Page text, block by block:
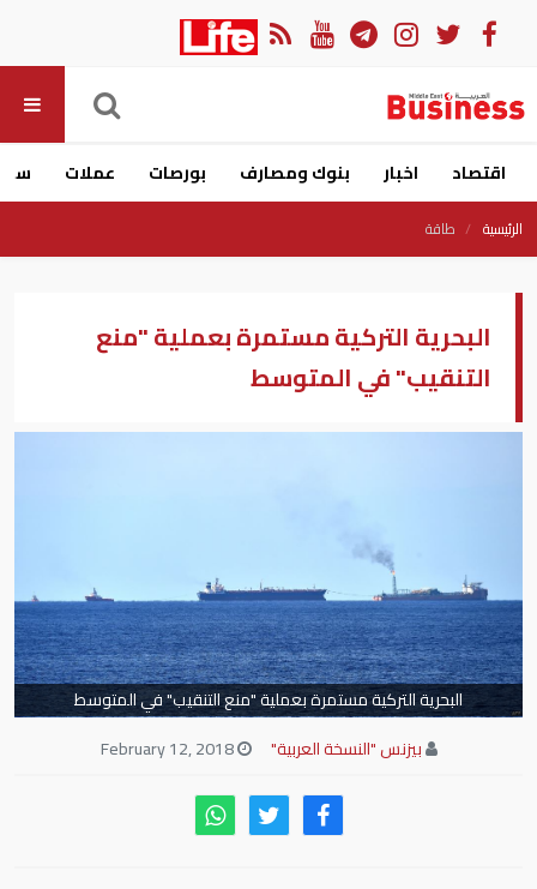
اقتصاد اخبار بنوك ومصارف بورصات عملات
الرئيسية طاقة
البحرية التركية مستمرة بعملية "منع
التنقيب" في المتوسط
البحرية التركية مستمرة بعملية "منع التنقيب" في المتوسط
بيزنس "النسخة العربية"
February 12, 2018